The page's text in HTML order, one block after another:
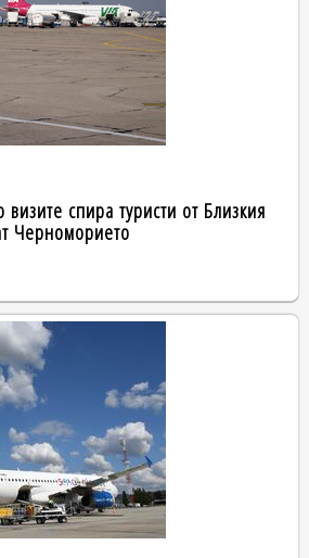
спира туристи от Близкия
Черноморието